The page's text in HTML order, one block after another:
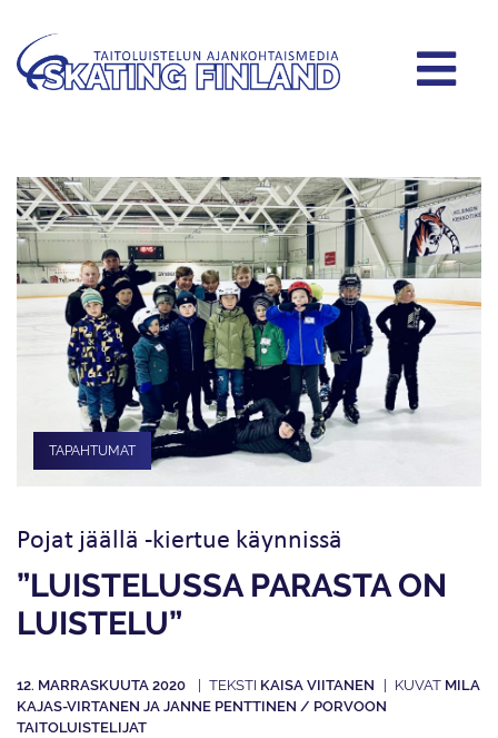
TAPAHTUMAT
Pojat jäällä -kiertue käynnissä
”LUISTELUSSA PARASTA ON
LUISTELU”
12. MARRASKUUTA 2020 KAISA VIITANEN
MILA
KAJAS-VIRTANEN JA JANNE PENTTINEN / PORVOON
TAITOLUISTELIJAT